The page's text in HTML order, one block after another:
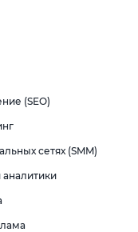
(SEO)
сетях (SMM)